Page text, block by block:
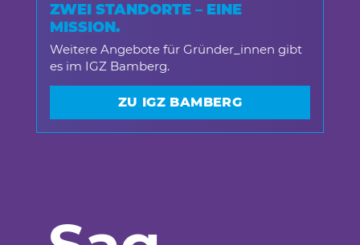
ZWEI STANDORTE – EINE
MISSION.
Weitere Angebote für Gründer_innen gibt
es im IGZ Bamberg.
ZU IGZ BAMBERG